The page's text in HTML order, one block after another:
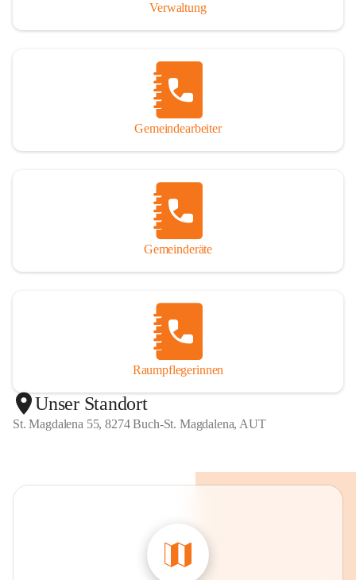
Verwaltung
Gemeindearbeiter
Gemeinderäte
Raumpflegerinnen
Unser Standort
St. Magdalena 55, 8274 Buch-St. Magdalena, AUT